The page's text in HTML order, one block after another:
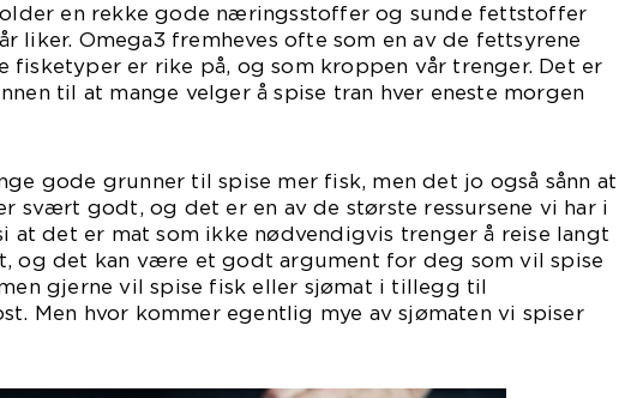
en rekke gode næringsstoffer og sunde fettstoffer
liker. Omega3 fremheves ofte som en av de fettsyrene
fisketyper er rike på, og som kroppen vår trenger. Det er
til at mange velger å spise tran hver eneste morgen
gode grunner til spise mer fisk, men det jo også sånn at
svært godt, og det er en av de største ressursene vi har i
at det er mat som ikke nødvendigvis trenger å reise langt
og det kan være et godt argument for deg som vil spise
gjerne vil spise fisk eller sjømat i tillegg til
Men hvor kommer egentlig mye av sjømaten vi spiser